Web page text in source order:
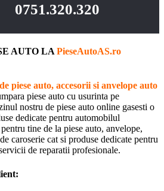
0751.320.320
AUTO LA PieseAutoAS.ro
piese auto, accesorii si anvelope auto
piese auto cu usurinta pe
nostru de piese auto online gasesti o
dedicate pentru automobilul
tine de la piese auto, anvelope,
caroserie cat si produse dedicate pentru
de reparatii profesionale.